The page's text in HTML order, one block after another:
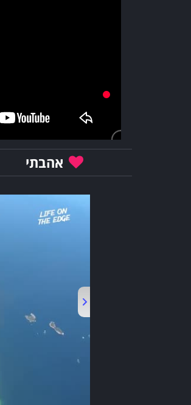
אהבתי